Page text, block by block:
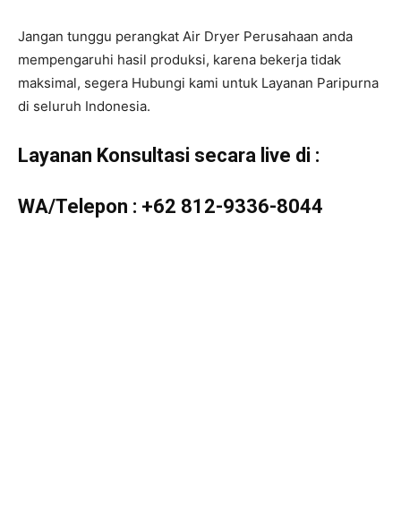
Jangan tunggu perangkat Air Dryer Perusahaan anda
mempengaruhi hasil produksi, karena bekerja tidak
maksimal, segera Hubungi kami untuk Layanan Paripurna
di seluruh Indonesia.
Layanan Konsultasi secara live di :
WA/Telepon : +62 812-9336-8044